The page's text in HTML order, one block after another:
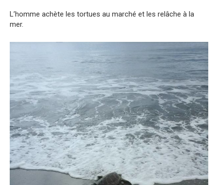
L’homme achète les tortues au marché et les relâche à la
mer.